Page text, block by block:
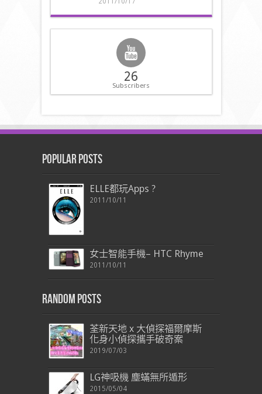
26
Subscribers
Popular Posts
ELLE都玩Apps ?
2011/10/11
女士智能手機– HTC Rhyme
2011/10/11
Random Posts
荃新天地 x 大偵探福爾摩斯
化身小偵探攜手破奇案
2019/07/03
LG神吸機 塵蟎無所遁形
2015/05/04